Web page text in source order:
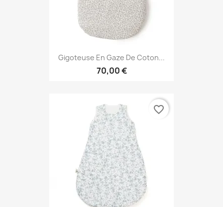
Gigoteuse En Gaze De Coton...
70,00 €
favorite_border